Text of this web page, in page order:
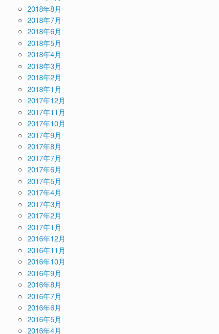
2018年8月
2018年7月
2018年6月
2018年5月
2018年4月
2018年3月
2018年2月
2018年1月
2017年12月
2017年11月
2017年10月
2017年9月
2017年8月
2017年7月
2017年6月
2017年5月
2017年4月
2017年3月
2017年2月
2017年1月
2016年12月
2016年11月
2016年10月
2016年9月
2016年8月
2016年7月
2016年6月
2016年5月
2016年4月